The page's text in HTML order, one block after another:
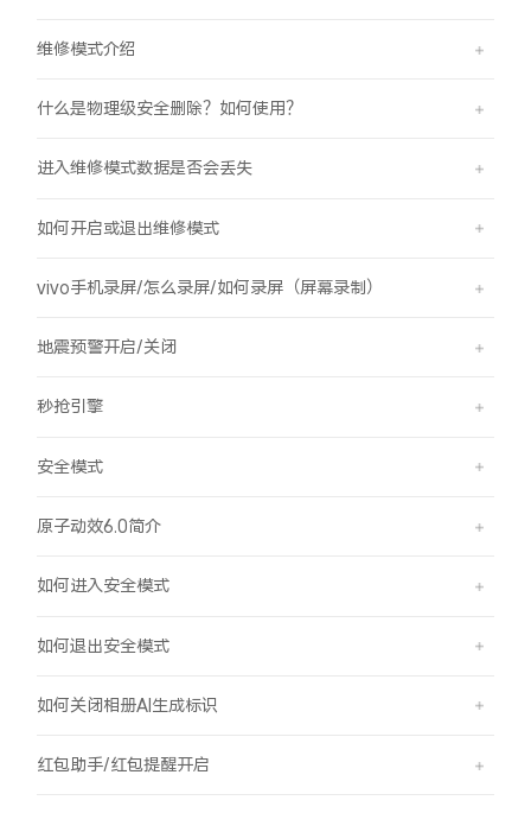
维修模式介绍
什么是物理级安全删除？如何使用？
进入维修模式数据是否会丢失
如何开启或退出维修模式
vivo手机录屏/怎么录屏/如何录屏（屏幕录制）
地震预警开启/关闭
秒抢引擎
安全模式
原子动效6.0简介
如何进入安全模式
如何退出安全模式
如何关闭相册AI生成标识
红包助手/红包提醒开启